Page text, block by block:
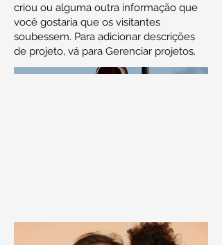
criou ou alguma outra informação que
você gostaria que os visitantes
soubessem. Para adicionar descrições
de projeto, vá para Gerenciar projetos.